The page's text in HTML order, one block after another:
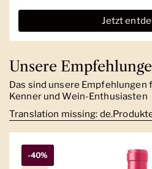
Jetzt
Unsere
Das sind unsere Empfehlungen
Kenner und Wein-Enthusiasten
Translation missing:
-40%